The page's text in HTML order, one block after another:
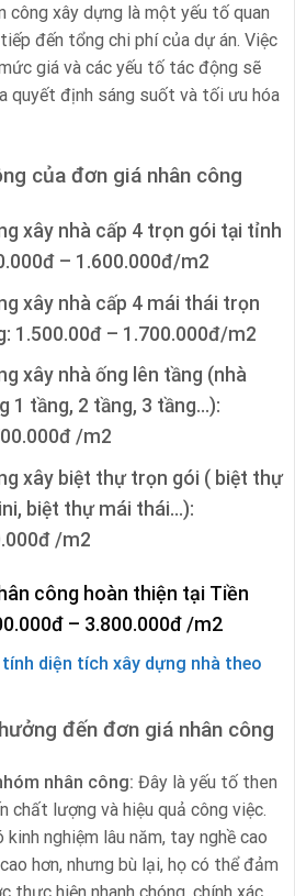
công xây dựng là một yếu tố quan
đến tổng chi phí của dự án. Việc
giá và các yếu tố tác động sẽ
quyết định sáng suốt và tối ưu hóa
của đơn giá nhân công
xây nhà cấp 4 trọn gói tại tỉnh
– 1.600.000đ/m2
xây nhà cấp 4 mái thái trọn
1.500.00đ – 1.700.000đ/m2
xây nhà ống lên tầng (nhà
1 tầng, 2 tầng, 3 tầng…):
/m2
xây biệt thự trọn gói ( biệt thự
biệt thự mái thái…):
/m2
công hoàn thiện tại Tiền
– 3.800.000đ /m2
tính diện tích xây dựng nhà theo
đến đơn giá nhân công
nhân công: Đây là yếu tố then
chất lượng và hiệu quả công việc.
kinh nghiệm lâu năm, tay nghề cao
hơn, nhưng bù lại, họ có thể đảm